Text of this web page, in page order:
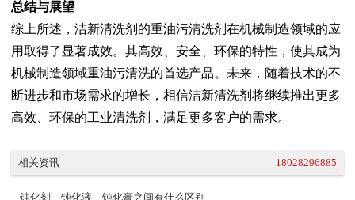
总结与展望
综上所述， 洁新清洗剂 的重油污清洗剂在机械制造领域的应
用取得了显著成效。其高效、安全、环保的特性，使其成为
机械制造领域重油污清洗的首选产品。未来，随着技术的不
断进步和市场需求的增长，相信洁新清洗剂 将继续推出更多
高效、环保的工业清洗剂，满足更多客户的需求。
相关资讯 18028296885
钝化剂、钝化液、钝化膏之间有什么区别